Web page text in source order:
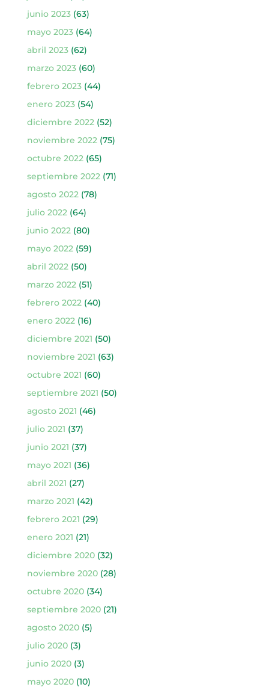
junio 2023(63)
mayo 2023(64)
abril 2023(62)
marzo 2023(60)
febrero 2023(44)
enero 2023(54)
diciembre 2022(52)
noviembre 2022(75)
octubre 2022(65)
septiembre 2022(71)
agosto 2022(78)
julio 2022(64)
junio 2022(80)
mayo 2022(59)
abril 2022(50)
marzo 2022(51)
febrero 2022(40)
enero 2022(16)
diciembre 2021 (50)
noviembre 2021 (63)
octubre 2021 (60)
septiembre 2021 (50)
agosto 2021 (46)
julio 2021 (37)
junio 2021 (37)
mayo 2021 (36)
abril 2021 (27)
marzo 2021 (42)
febrero 2021 (29)
enero 2021 (21)
diciembre 2020(32)
noviembre 2020(28)
octubre 2020(34)
septiembre 2020(21)
agosto 2020(5)
julio 2020(3)
junio 2020(3)
mayo 2020(10)